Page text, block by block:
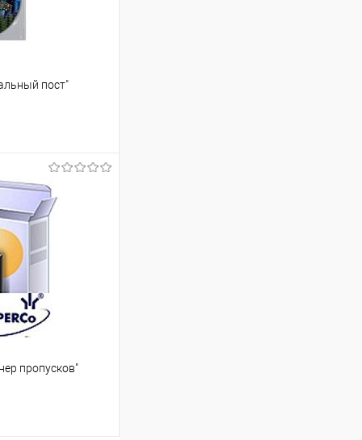
пост"
К сравнению
Под заказ
пропусков"